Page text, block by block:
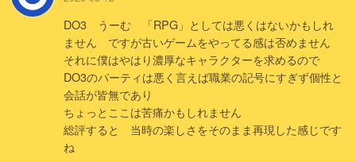
DO3 うーむ 「RPG」としては悪くはないかもしれ
ません ですが古いゲームをやってる感は否めません
それに僕はやはり濃厚なキャラクターを求めるので
DO3のパーティは悪く言えば職業の記号にすぎず個性と
会話が皆無であり
ちょっとここは苦痛かもしれません
総評すると 当時の楽しさをそのまま再現した感じです
ね